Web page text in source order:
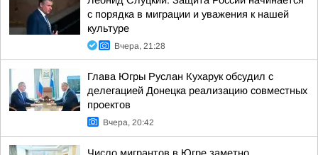
с порядка в миграции и уважения к нашей
культуре
Вчера, 21:28
Глава Югры Руслан Кухарук обсудил с
делегацией Донецка реализацию совместных
проектов
Вчера, 20:42